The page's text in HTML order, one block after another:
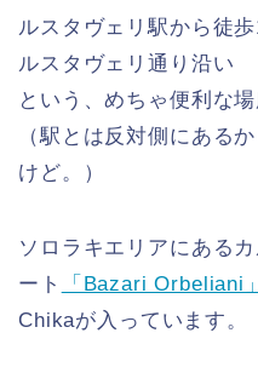
ルスタヴェリ駅から徒
ルスタヴェリ通り沿い
という、めちゃ便利な場
（駅とは反対側にある
けど。）
ソロラキエリアにある
ート
「Bazari Orbeliani」
Chikaが入っています。